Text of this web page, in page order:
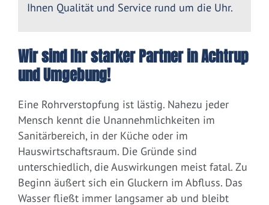
Ihnen Qualität und Service rund um die Uhr.
Wir sind Ihr starker Partner in Achtrup
und Umgebung!
Eine Rohrverstopfung ist lästig. Nahezu jeder
Mensch kennt die Unannehmlichkeiten im
Sanitärbereich, in der Küche oder im
Hauswirtschaftsraum. Die Gründe sind
unterschiedlich, die Auswirkungen meist fatal. Zu
Beginn äußert sich ein Gluckern im Abfluss. Das
Wasser fließt immer langsamer ab und bleibt